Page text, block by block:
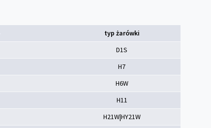
typ żarówki
D1S
H7
H6W
H11
H21W|HY21W